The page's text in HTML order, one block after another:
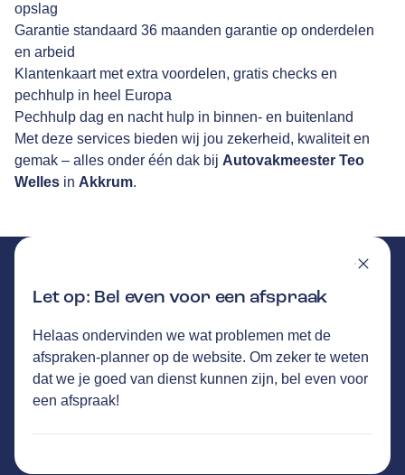
opslag
Garantie standaard 36 maanden garantie op onderdelen
en arbeid
Klantenkaart met extra voordelen, gratis checks en
pechhulp in heel Europa
Pechhulp dag en nacht hulp in binnen- en buitenland
Met deze services bieden wij jou zekerheid, kwaliteit en
gemak – alles onder één dak bij Autovakmeester Teo
Welles in Akkrum.
Let op: Bel even voor een afspraak
Helaas ondervinden we wat problemen met de
afspraken-planner op de website. Om zeker te weten
dat we je goed van dienst kunnen zijn, bel even voor
een afspraak!
TEO WELLES
GA NAAR DE HOMEPAGINA
Route
De Loads 1, 8491PH
klanten waarderen Autovakmeester Teo